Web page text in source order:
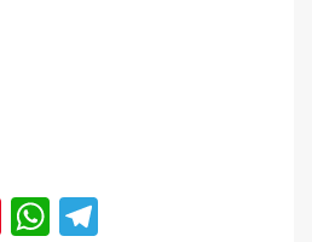
Pinterest
WhatsApp